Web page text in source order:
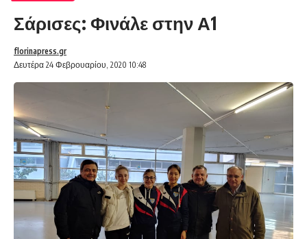
Σάρισες: Φινάλε στην Α1
Δευτέρα 24 Φεβρουαρίου, 2020 10:48
florinapress.gr